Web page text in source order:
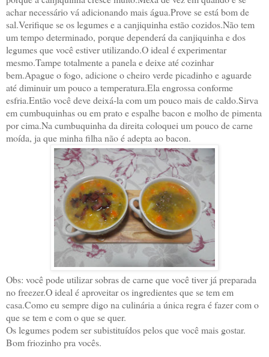
achar necessário vá adicionando mais água.Prove se está bom de
sal.Verifique se os legumes e a canjiquinha estão cozidos.Não tem
um tempo determinado, porque dependerá da canjiquinha e dos
legumes que você estiver utilizando.O ideal é experimentar
mesmo.Tampe totalmente a panela e deixe até cozinhar
bem.Apague o fogo, adicione o cheiro verde picadinho e aguarde
até diminuir um pouco a temperatura.Ela engrossa conforme
esfria.Então você deve deixá-la com um pouco mais de caldo.Sirva
em cumbuquinhas ou em prato e espalhe bacon e molho de pimenta
por cima.Na cumbuquinha da direita coloquei um pouco de carne
moída, ja que minha filha não é adepta ao bacon.
Obs: você pode utilizar sobras de carne que você tiver já preparada
no freezer.O ideal é aproveitar os ingredientes que se tem em
casa.Como eu sempre digo na culinária a única regra é fazer com o
que se tem e com o que se quer.
Os legumes podem ser subistituídos pelos que você mais gostar.
Bom friozinho pra vocês.